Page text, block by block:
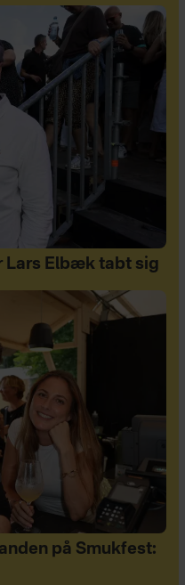
Lars Elbæk tabt sig
på Smukfest: